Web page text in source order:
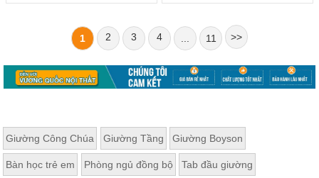
1 2 3 4 11 >>
Giường Công Chúa Giường Tầng Giường Boyson
Bàn học trẻ em Phòng ngủ đồng bộ Tab đầu giường